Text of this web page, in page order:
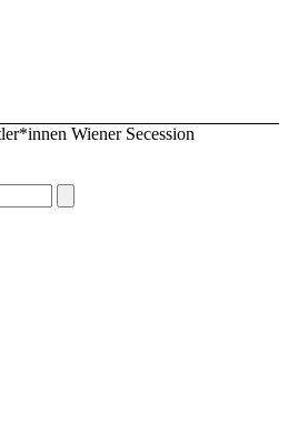
Wiener Secession